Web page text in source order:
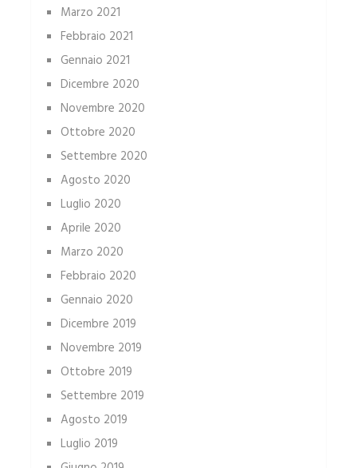
Marzo 2021
Febbraio 2021
Gennaio 2021
Dicembre 2020
Novembre 2020
Ottobre 2020
Settembre 2020
Agosto 2020
Luglio 2020
Aprile 2020
Marzo 2020
Febbraio 2020
Gennaio 2020
Dicembre 2019
Novembre 2019
Ottobre 2019
Settembre 2019
Agosto 2019
Luglio 2019